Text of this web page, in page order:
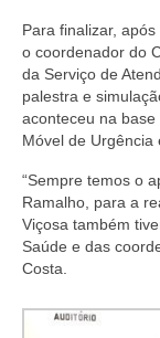
Legislações
Decisões
Para finalizar,
o coordenador do
da Serviço de
palestra e
aconteceu na
Móvel de Urgência
“Sempre temos o
Ramalho, para a
Viçosa também
Saúde e das
Costa.